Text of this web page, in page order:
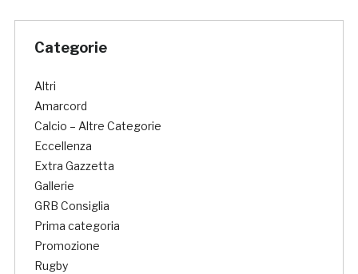
Categorie
Altri
Amarcord
Calcio – Altre Categorie
Eccellenza
Extra Gazzetta
Gallerie
GRB Consiglia
Prima categoria
Promozione
Rugby